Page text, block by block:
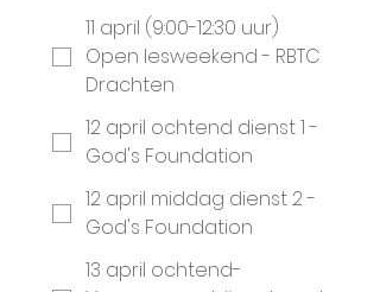
11 april (9:00-12:30 uur)
Open lesweekend - RBTC
Drachten
12 april ochtend dienst 1 -
God's Foundation
12 april middag dienst 2 -
God's Foundation
13 april ochtend-